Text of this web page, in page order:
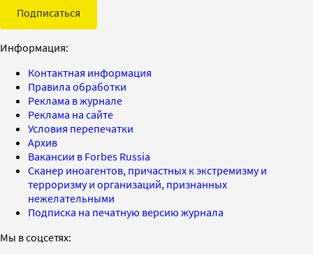
Подписаться
Информация:
Контактная информация
Правила обработки
Реклама в журнале
Реклама на сайте
Условия перепечатки
Архив
Вакансии в Forbes Russia
Сканер иноагентов, причастных к экстремизму и
терроризму и организаций, признанных
нежелательными
Подписка на печатную версию журнала
Мы в соцсетях: